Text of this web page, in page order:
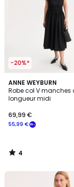
-20%*
ANNE WEYBURN
Robe col V manches
longueur midi
55,99 €
69,99 €
4
/
5
4
/